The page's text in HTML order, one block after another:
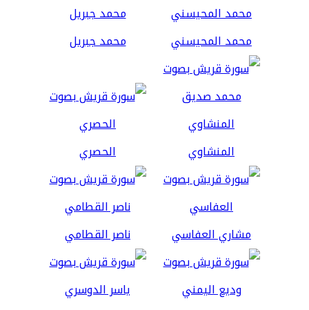
محمد المحيسني محمد جبريل
المنشاوي الحصري
مشاري العفاسي ناصر القطامي